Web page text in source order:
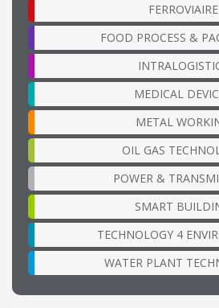
FERROVIAIRE
FOOD PROCESS &
MEDICAL
METAL
OIL GAS
POWER &
SMART
TECHNOLOGY 4
WATER PLANT